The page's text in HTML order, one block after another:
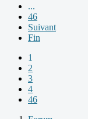
...
46
Suivant
Fin
1
2
3
4
46